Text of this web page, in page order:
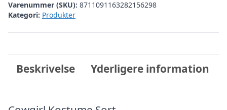
Varenummer (SKU): 8711091163282156298
Kategori: Produkter
Beskrivelse Yderligere information